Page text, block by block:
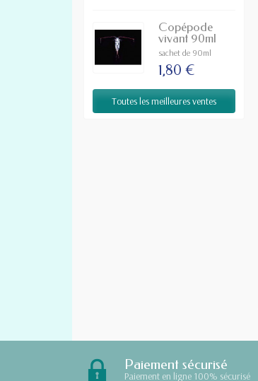
Copépode
vivant 90ml
sachet de 90ml
1,80 €
Toutes les meilleures ventes
Paiement sécurisé
Paiement en ligne 100% sécurisé